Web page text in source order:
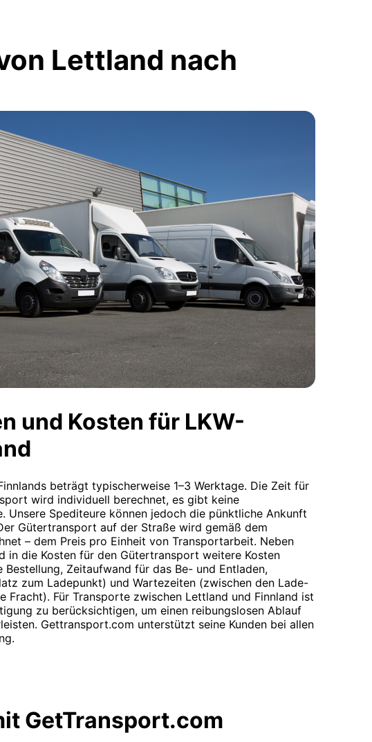
Lettland nach
und Kosten für LKW-
beträgt typischerweise 1–3 Werktage. Die Zeit für
wird individuell berechnet, es gibt keine
Unsere Spediteure können jedoch die pünktliche Ankunft
Gütertransport auf der Straße wird gemäß dem
– dem Preis pro Einheit von Transportarbeit. Neben
in die Kosten für den Gütertransport weitere Kosten
Bestellung, Zeitaufwand für das Be- und Entladen,
zum Ladepunkt) und Wartezeiten (zwischen den Lade-
Fracht). Für Transporte zwischen Lettland und Finnland ist
zu berücksichtigen, um einen reibungslosen Ablauf
Gettransport.com unterstützt seine Kunden bei allen
GetTransport.com